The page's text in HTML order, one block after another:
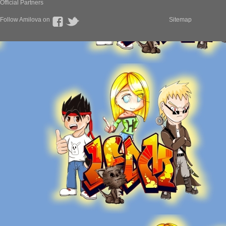
Official Partners
Follow Amilova on Sitemap